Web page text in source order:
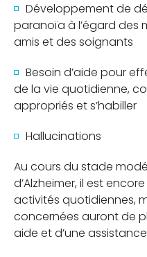
Développement de
paranoïa à l’égard des
amis et des soignants
Besoin d’aide pour
de la vie quotidienne,
appropriés et s’habiller
Hallucinations
Au cours du stade
d’Alzheimer, il est
activités quotidiennes,
concernées auront de
aide et d’une